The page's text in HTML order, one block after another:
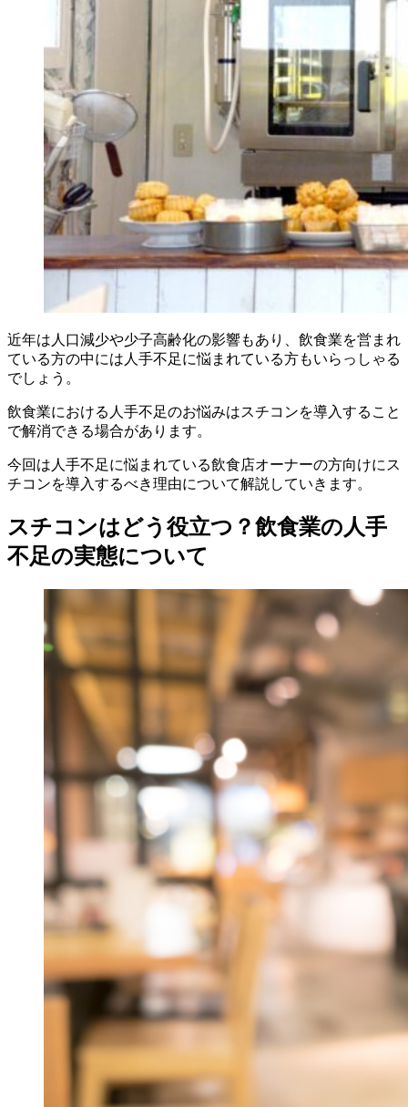
近年は人口減少や少子高齢化の影響もあり、飲食業を営まれ
ている方の中には人手不足に悩まれている方もいらっしゃる
でしょう。
飲食業における人手不足のお悩みはスチコンを導入すること
で解消できる場合があります。
今回は人手不足に悩まれている飲食店オーナーの方向けにス
チコンを導入するべき理由について解説していきます。
スチコンはどう役立つ？飲食業の人手
不足の実態について